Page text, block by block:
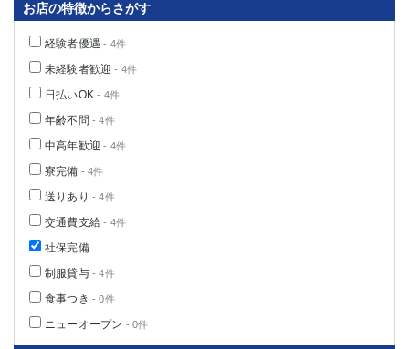
お店の特徴からさがす
経験者優遇 - 4件
未経験者歓迎 - 4件
日払いOK - 4件
年齢不問 - 4件
中高年歓迎 - 4件
寮完備 - 4件
送りあり - 4件
交通費支給 - 4件
社保完備
制服貸与- 4件
食事つき - 0件
ニューオープン - 0件